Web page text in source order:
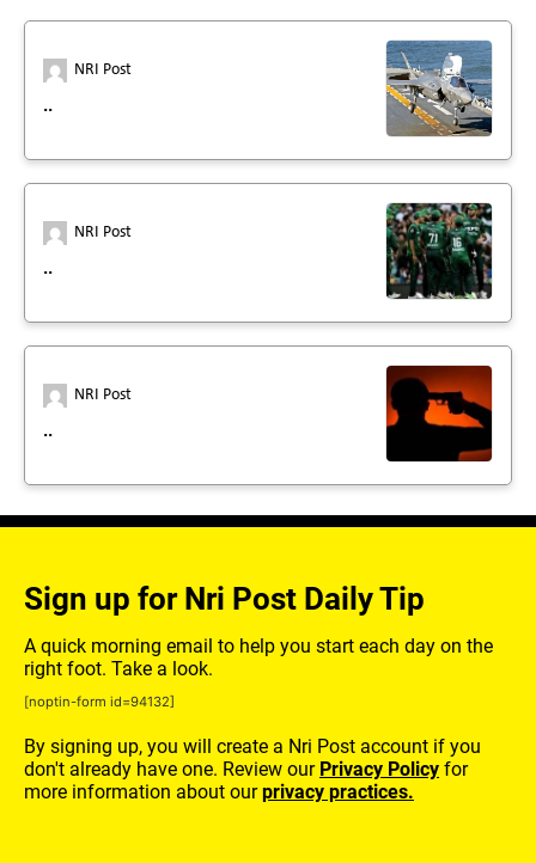
NRI Post
..
NRI Post
..
NRI Post
..
Sign up for Nri Post Daily Tip
A quick morning email to help you start each day on the
right foot. Take a look.
[noptin-form id=94132]
By signing up, you will create a Nri Post account if you
don't already have one. Review our Privacy Policy for
more information about ourprivacy practices.